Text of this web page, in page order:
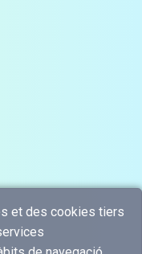
et des cookies tiers